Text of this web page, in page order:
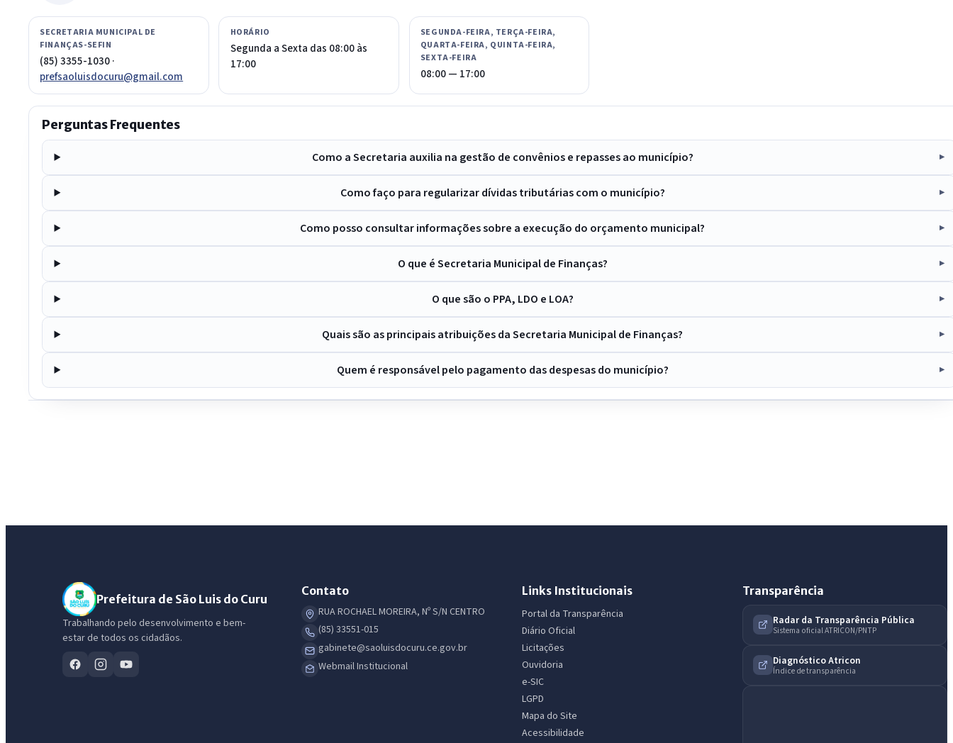
SECRETARIA MUNICIPAL DE
FINANÇAS-SEFIN
(85) 3355-1030 ·
prefsaoluisdocuru@gmail.com
HORÁRIO
Segunda a Sexta das 08:00 às
17:00
SEGUNDA-FEIRA, TERÇA-FEIRA,
QUARTA-FEIRA, QUINTA-FEIRA,
SEXTA-FEIRA
08:00 — 17:00
Perguntas Frequentes
Como a Secretaria auxilia na gestão de convênios e repasses ao município?
Como faço para regularizar dívidas tributárias com o município?
Como posso consultar informações sobre a execução do orçamento municipal?
O que é Secretaria Municipal de Finanças?
O que são o PPA, LDO e LOA?
Quais são as principais atribuições da Secretaria Municipal de Finanças?
Quem é responsável pelo pagamento das despesas do município?
Prefeitura de São Luis do Curu
Trabalhando pelo desenvolvimento e bem-
estar de todos os cidadãos.
Contato
RUA ROCHAEL MOREIRA, Nº S/N CENTRO
(85) 33551-015
gabinete@saoluisdocuru.ce.gov.br
Webmail Institucional
Links Institucionais
Portal da Transparência
Diário Oficial
Licitações
Ouvidoria
e-SIC
LGPD
Mapa do Site
Acessibilidade
Transparência
Radar da Transparência Pública
Sistema oficial ATRICON/PNTP
Diagnóstico Atricon
Índice de transparência